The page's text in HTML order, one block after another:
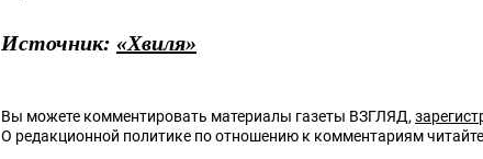
Источник: «Хвиля»
Вы можете комментировать материалы газеты ВЗГЛЯД,
О редакционной политике по отношению к комментариям читайте